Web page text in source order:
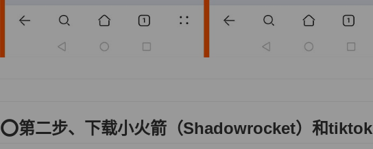
⭕️第二步、下载小火箭（Shadowrocket）和tiktok